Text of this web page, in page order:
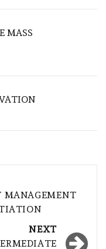
MASS
MANAGEMENT
NEXT